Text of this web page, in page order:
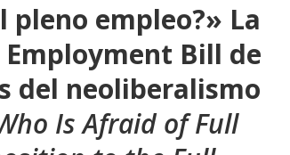
pleno empleo?» La
Bill de
del neoliberalismo
Is Afraid of Full